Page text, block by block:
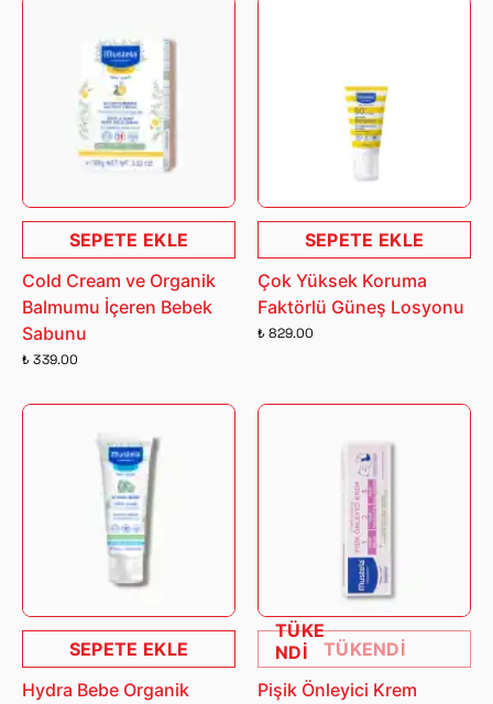
SEPETE EKLE
Cold Cream ve Organik
Balmumu İçeren Bebek
Sabunu
₺ 339.00
SEPETE EKLE
Çok Yüksek Koruma
Faktörlü Güneş Losyonu
₺ 829.00
SEPETE EKLE
Hydra Bebe Organik
TÜKE
NDİ
TÜKENDİ
Pişik Önleyici Krem